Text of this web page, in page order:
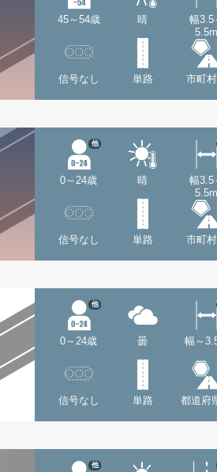
45～54歳 晴
幅3.5
5.5m
信号なし 単路 市町
0～24歳
他
晴
幅3.5
5.5m
信号なし 単路 市町
0～24歳
他
曇 幅～
信号なし 単路 都道府
他